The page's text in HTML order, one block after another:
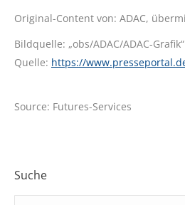
Original-Content von: ADAC,
Bildquelle: „obs/ADAC/ADAC-Grafik“
Quelle: https://
Source: Futures-Services
Suche